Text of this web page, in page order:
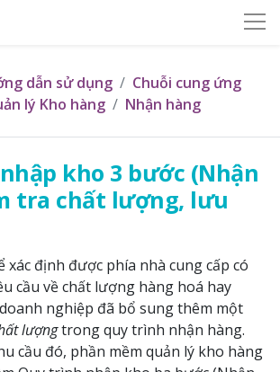
dẫn sử dụng
Chuỗi cung ứng
lý Kho hàng Nhận hàng
kho 3 bước (Nhận
tra chất lượng, lưu
xác định được phía nhà cung cấp có
cầu về chất lượng hàng hoá hay
nghiệp đã bổ sung thêm một
lượngtrong quy trình nhận hàng.
cầu đó, phần mềm quản lý kho hàng